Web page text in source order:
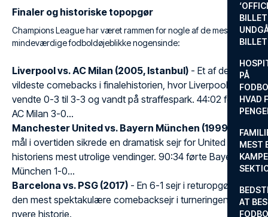
PÅ
HVAD
MEST
AT
Finaler og historiske topopgør
Champions League har været rammen for nogle af de mest
mindeværdige fodboldøjeblikke nogensinde:
Liverpool vs. AC Milan (2005, Istanbul) - Et af de
vildeste comebacks i finalehistorien, hvor Liverpool
vendte 0-3 til 3-3 og vandt på straffespark. 44:02 førte
AC Milan 3-0...
Manchester United vs. Bayern München (1999)
- To
mål i overtiden sikrede en dramatisk sejr for United i en af
historiens mest utrolige vendinger. 90:34 førte Bayern
München 1-0...
Barcelona vs. PSG (2017) - En 6-1 sejr i returopgøret og
den mest spektakulære comebacksejr i turneringens
nyere historie.